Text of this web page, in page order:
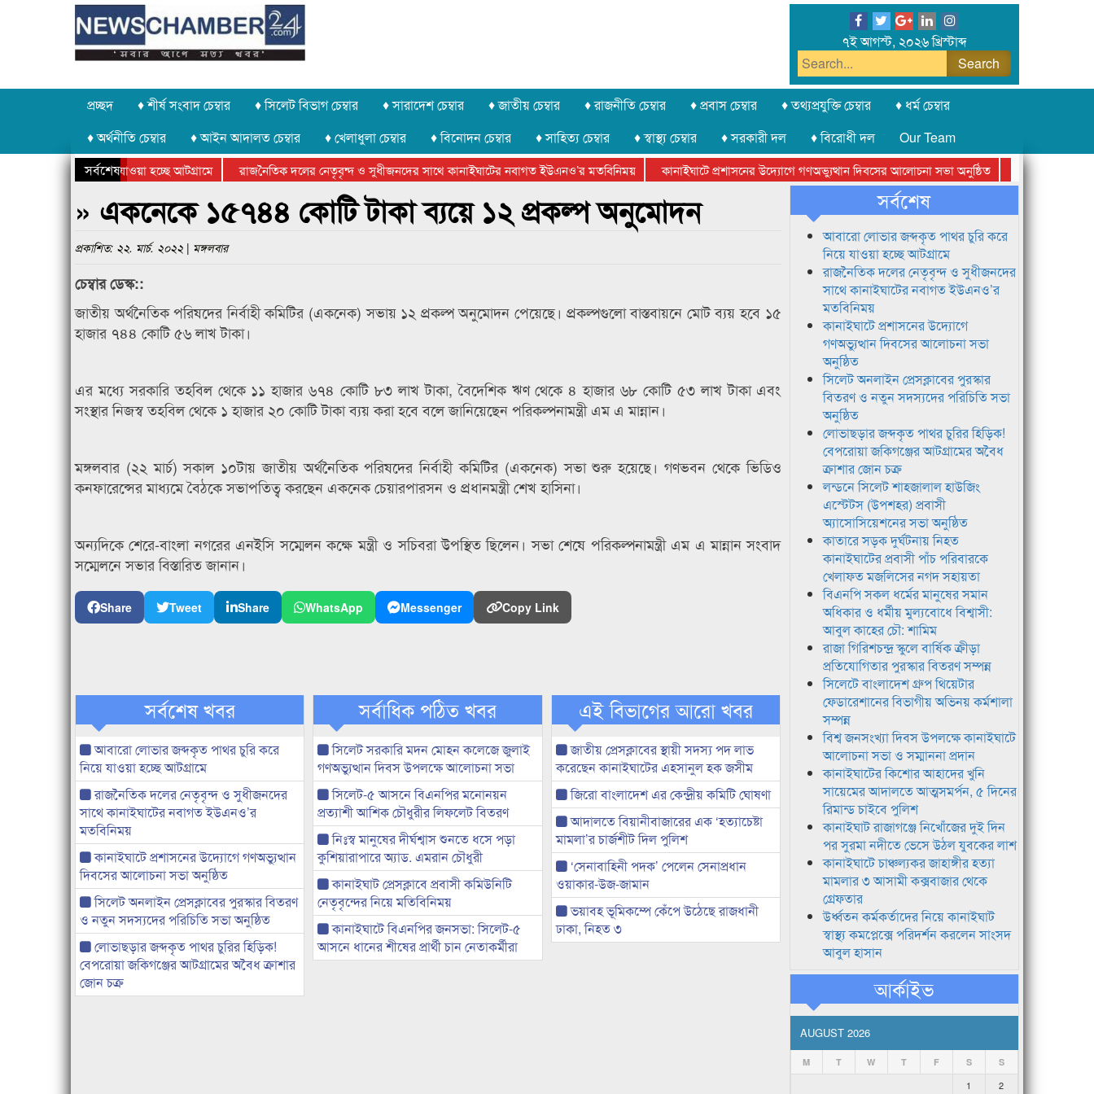
৭ই আগস্ট, ২০২৬ খ্রিস্টাব্দ
প্রচ্ছদ ♦ শীর্ষ সংবাদ চেম্বার ♦ সিলেট বিভাগ চেম্বার ♦ সারাদেশ চেম্বার ♦ জাতীয় চেম্বার ♦ রাজনীতি চেম্বার ♦ প্রবাস চেম্বার ♦ তথ্যপ্রযুক্তি চেম্বার
♦ ধর্ম চেম্বার
♦ অর্থনীতি চেম্বার
♦ আইন আদালত চেম্বার ♦ খেলাধুলা চেম্বার ♦ বিনোদন চেম্বার ♦ সাহিত্য চেম্বার ♦ স্বাস্থ্য চেম্বার ♦ সরকারী দল ♦ বিরোধী দল
Our Team
সর্বশেষ
চুরি করে নিয়ে যাওয়া হচ্ছে আটগ্রামে রাজনৈতিক দলের নেতৃবৃন্দ ও সুধীজনদের সাথে কানাইঘাটের নবাগত ইউএনও’র মতবিনিময় কানাইঘাটে প্রশাসনের উদ্যোগে গণঅভ্যুত্থান দিবসের আলোচনা সভা অনুষ্ঠিত
সিলেট অনলাইন
সিলেটে বাংলাদেশ গ্রুপ থিয়েটার ফেডারেশানের বিভাগীয় অভিনয় কর্মশালা সম্পন্ন
» একনেকে ১৫৭৪৪ কোটি টাকা ব্যয়ে ১২ প্রকল্প অনুমোদন
প্রকাশিত: ২২. মার্চ. ২০২২ | মঙ্গলবার
চেম্বার ডেস্ক::
জাতীয় অর্থনৈতিক পরিষদের নির্বাহী কমিটির (একনেক) সভায় ১২ প্রকল্প অনুমোদন পেয়েছে। প্রকল্পগুলো বাস্তবায়নে মোট ব্যয় হবে ১৫
হাজার ৭৪৪ কোটি ৫৬ লাখ টাকা।
এর মধ্যে সরকারি তহবিল থেকে ১১ হাজার ৬৭৪ কোটি ৮৩ লাখ টাকা, বৈদেশিক ঋণ থেকে ৪ হাজার ৬৮ কোটি ৫৩ লাখ টাকা এবং
সংস্থার নিজস্ব তহবিল থেকে ১ হাজার ২০ কোটি টাকা ব্যয় করা হবে বলে জানিয়েছেন পরিকল্পনামন্ত্রী এম এ মান্নান।
মঙ্গলবার (২২ মার্চ) সকাল ১০টায় জাতীয় অর্থনৈতিক পরিষদের নির্বাহী কমিটির (একনেক) সভা শুরু হয়েছে। গণভবন থেকে ভিডিও
কনফারেন্সের মাধ্যমে বৈঠকে সভাপতিত্ব করছেন একনেক চেয়ারপারসন ও প্রধানমন্ত্রী শেখ হাসিনা।
অন্যদিকে শেরে-বাংলা নগরের এনইসি সম্মেলন কক্ষে মন্ত্রী ও সচিবরা উপস্থিত ছিলেন। সভা শেষে পরিকল্পনামন্ত্রী এম এ মান্নান সংবাদ
সম্মেলনে সভার বিস্তারিত জানান।
Share Tweet Share WhatsApp Messenger Copy Link
সর্বশেষ খবর
আবারো লোভার জব্দকৃত পাথর চুরি করে
নিয়ে যাওয়া হচ্ছে আটগ্রামে
রাজনৈতিক দলের নেতৃবৃন্দ ও সুধীজনদের
সাথে কানাইঘাটের নবাগত ইউএনও’র
মতবিনিময়
কানাইঘাটে প্রশাসনের উদ্যোগে গণঅভ্যুত্থান
দিবসের আলোচনা সভা অনুষ্ঠিত
সিলেট অনলাইন প্রেসক্লাবের পুরস্কার বিতরণ
ও নতুন সদস্যদের পরিচিতি সভা অনুষ্ঠিত
লোভাছড়ার জব্দকৃত পাথর চুরির হিড়িক!
বেপরোয়া জকিগঞ্জের আটগ্রামের অবৈধ ক্রাশার
জোন চক্র
সর্বাধিক পঠিত খবর
সিলেট সরকারি মদন মোহন কলেজে জুলাই
গণঅভ্যুত্থান দিবস উপলক্ষে আলোচনা সভা
সিলেট-৫ আসনে বিএনপির মনোনয়ন
প্রত্যাশী আশিক চৌধুরীর লিফলেট বিতরণ
নিঃস্ব মানুষের দীর্ঘশ্বাস শুনতে ধসে পড়া
কুশিয়ারাপারে অ্যাড. এমরান চৌধুরী
কানাইঘাট প্রেসক্লাবে প্রবাসী কমিউনিটি
নেতৃবৃন্দের নিয়ে মতিবিনিময়
কানাইঘাটে বিএনপির জনসভা: সিলেট-৫
আসনে ধানের শীষের প্রার্থী চান নেতাকর্মীরা
এই বিভাগের আরো খবর
জাতীয় প্রেসক্লাবের স্থায়ী সদস্য পদ লাভ
করেছেন কানাইঘাটের এহসানুল হক জসীম
জিরো বাংলাদেশ এর কেন্দ্রীয় কমিটি ঘোষণা
আদালতে বিয়ানীবাজারের এক ‘হত্যাচেষ্টা
মামলা’র চার্জশীট দিল পুলিশ
‘সেনাবাহিনী পদক’ পেলেন সেনাপ্রধান
ওয়াকার-উজ-জামান
ভয়াবহ ভূমিকম্পে কেঁপে উঠেছে রাজধানী
ঢাকা, নিহত ৩
সর্বশেষ
আবারো লোভার জব্দকৃত পাথর চুরি করে
নিয়ে যাওয়া হচ্ছে আটগ্রামে
রাজনৈতিক দলের নেতৃবৃন্দ ও সুধীজনদের
সাথে কানাইঘাটের নবাগত ইউএনও’র
মতবিনিময়
কানাইঘাটে প্রশাসনের উদ্যোগে
গণঅভ্যুত্থান দিবসের আলোচনা সভা
অনুষ্ঠিত
সিলেট অনলাইন প্রেসক্লাবের পুরস্কার
বিতরণ ও নতুন সদস্যদের পরিচিতি সভা
অনুষ্ঠিত
লোভাছড়ার জব্দকৃত পাথর চুরির হিড়িক!
বেপরোয়া জকিগঞ্জের আটগ্রামের অবৈধ
ক্রাশার জোন চক্র
লন্ডনে সিলেট শাহজালাল হাউজিং
এস্টেটস (উপশহর) প্রবাসী
অ্যাসোসিয়েশনের সভা অনুষ্ঠিত
কাতারে সড়ক দুর্ঘটনায় নিহত
কানাইঘাটের প্রবাসী পাঁচ পরিবারকে
খেলাফত মজলিসের নগদ সহায়তা
বিএনপি সকল ধর্মের মানুষের সমান
অধিকার ও ধর্মীয় মুল্যবোধে বিশ্বাসী:
আবুল কাহের চৌ: শামিম
রাজা গিরিশচন্দ্র স্কুলে বার্ষিক ক্রীড়া
প্রতিযোগিতার পুরস্কার বিতরণ সম্পন্ন
সিলেটে বাংলাদেশ গ্রুপ থিয়েটার
ফেডারেশানের বিভাগীয় অভিনয় কর্মশালা
সম্পন্ন
বিশ্ব জনসংখ্যা দিবস উপলক্ষে কানাইঘাটে
আলোচনা সভা ও সম্মাননা প্রদান
কানাইঘাটের কিশোর আহাদের খুনি
সায়েমের আদালতে আত্মসমর্পন, ৫ দিনের
রিমান্ড চাইবে পুলিশ
কানাইঘাট রাজাগঞ্জে নিখোঁজের দুই দিন
পর সুরমা নদীতে ভেসে উঠল যুবকের লাশ
কানাইঘাটে চাঞ্চল্যকর জাহাঙ্গীর হত্যা
মামলার ৩ আসামী কক্সবাজার থেকে
গ্রেফতার
উর্ধ্বতন কর্মকর্তাদের নিয়ে কানাইঘাট
স্বাস্থ্য কমপ্লেক্সে পরিদর্শন করলেন সাংসদ
আবুল হাসান
আর্কাইভ
AUGUST 2026
M T W T F S S
1
2